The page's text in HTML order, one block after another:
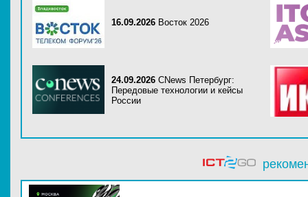
16.09.2026 Восток 2026
24.09.2026 CNews Петербург:
Передовые технологии и кейсы
России